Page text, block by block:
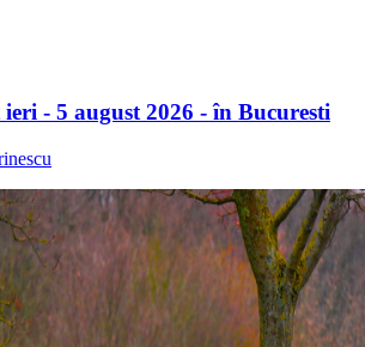
- 5 august 2026 - în Bucuresti